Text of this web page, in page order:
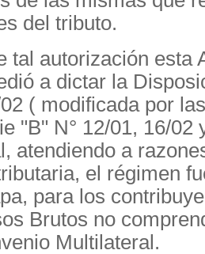
del tributo.
tal autorización esta
a dictar la
( modificada por
"B" N° 12/01, 16/02
atendiendo a
el régimen
para los
Brutos no
Multilateral.